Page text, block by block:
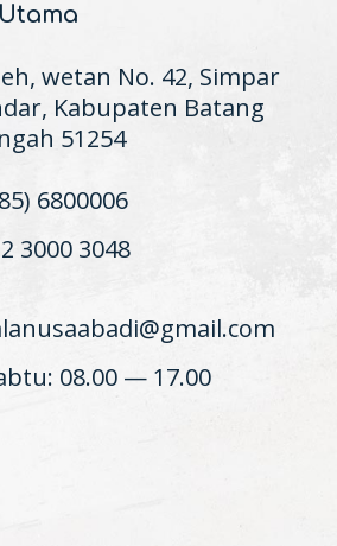
wetan No. 42, Simpar
Kabupaten Batang
51254
6800006
3000 3048
08.00 — 17.00